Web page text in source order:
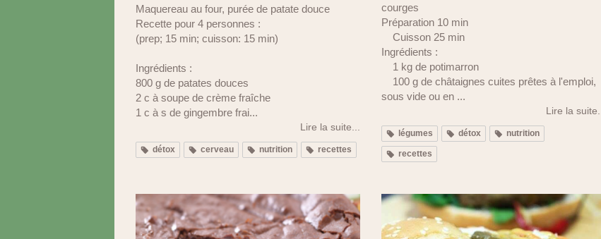
Maquereau au four, purée de patate douce
Recette pour 4 personnes :
(prep; 15 min; cuisson: 15 min)
Ingrédients :
800 g de patates douces
2 c à soupe de crème fraîche
1 c à s de gingembre frai...
Lire la suite...
détox cerveau nutrition recettes
courges
Préparation 10 min
Cuisson 25 min
Ingrédients :
1 kg de potimarron
100 g de châtaignes cuites prêtes à l'emploi,
sous vide ou en ...
Lire la suite...
légumes détox nutrition
recettes